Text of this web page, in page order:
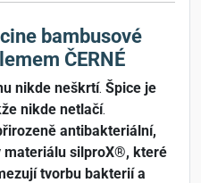
bambusové
ČERNÉ
nikde neškrtí. Špice je
nikde netlačí.
antibakteriální,
materiálu silproX®, které
tvorbu bakterií a